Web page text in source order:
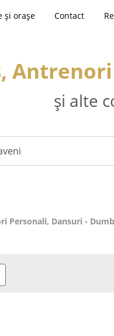
și orașe Contact
și alte
Personali, Dansuri -